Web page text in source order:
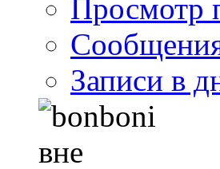
Просмотр
Записи в